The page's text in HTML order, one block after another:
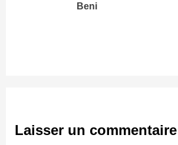
Beni
Laisser un commentaire